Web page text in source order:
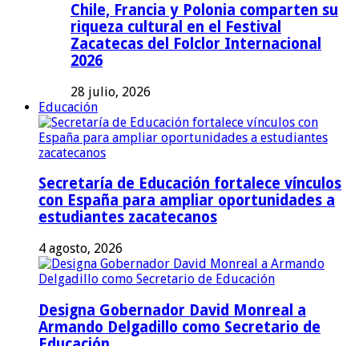
Chile, Francia y Polonia comparten su
riqueza cultural en el Festival
Zacatecas del Folclor Internacional
2026
28 julio, 2026
Educación
Secretaría de Educación fortalece vínculos
con España para ampliar oportunidades a
estudiantes zacatecanos
4 agosto, 2026
Designa Gobernador David Monreal a
Armando Delgadillo como Secretario de